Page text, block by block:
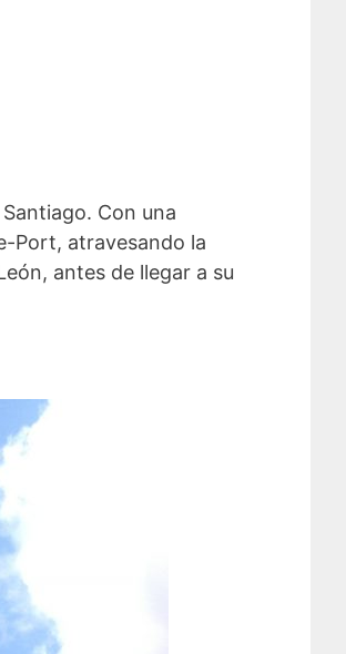
Con una
Port, atravesando la
antes de llegar a su